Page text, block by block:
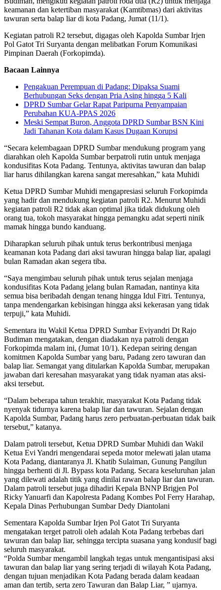
keamanan dan ketertiban masyarakat (Kamtibmas) dari aktivitas
tawuran serta balap liar di kota Padang, Jumat (11/1).
Kegiatan patroli R2 tersebut, digagas oleh Kapolda Sumbar Irjen
Pol Gatot Tri Suryanta dengan melibatkan Forum Komunikasi
Pimpinan Daerah (Forkopimda).
Bacaan Lainnya
Pengakuan Perempuan di Padang: Dipaksa Suami
Berhubungan Seks dengan Pria Asing hingga 5 Kali
DPRD Sumbar Gelar Rapat Paripurna Penyampaian
Perubahan KUA-PPAS 2026
Meski Sempat Buron, Anggota DPRD Sumbar BSN Kini
Jadi Tahanan Kota dalam Kasus Dugaan Korupsi
“Secara kelembagaan DPRD Sumbar mendukung program yang
diarahkan oleh Kapolda Sumbar berpatroli rutin untuk menjaga
kondusifitas Kota Padang. Tentunya, aktivitas tawuran dan balap
liar harus dihilangkan karena sangat meresahkan,” kata Muhidi
Ketua DPRD Sumbar Muhidi mengapresiasi seluruh Forkopimda
yang hadir dan mendukung kegiatan patroli R2. Menurut Muhidi
kegiatan patroli R2 tidak akan optimal jika tidak didukung oleh
orang tua, tokoh masyarakat hingga pemangku adat seperti ninik
mamak hingga bundo kanduang.
Diharapkan seluruh pihak untuk terus berkontribusi menjaga
keamanan kota Padang dari aksi tawuran hingga balap liar, apalagi
bulan Ramadan akan segera tiba.
“Saya mengimbau seluruh pihak untuk terus sejalan menjaga
kondusifitas Kota Padang jelang bulan Ramadan, nantinya kita
semua bisa beribadah dengan tenang hingga Idul Fitri. Tentunya,
tanpa mendengarkan kebisingan hingga aksi kekerasan yang tidak
terpuji,” kata Muhidi.
Sementara itu Wakil Ketua DPRD Sumbar Eviyandri Dt Rajo
Budiman mengatakan, dengan diadakan nya patroli dengan
Forkopimda malam ini, (Jumat 10/1). Kedepan seiring dengan
komitmen Kapolda Sumbar yang baru, Padang zero tawuran dan
balap liar. Semangat yang ditularkan Kapolda Sumbar, merupakan
jawaban dari keresahan masyarakat yang tidak nyaman atas aksi-
aksi tersebut.
“Dalam beberapa tahun terakhir, masyarakat Kota Padang tidak
nyenyak tidurnya karena balap liar dan tawuran. Sejalan dengan
Kapolda Sumbar, Padang harus zero perbuatan-perbuatan tidak baik
tersebut,” katanya.
Dalam patroli tersebut, Ketua DPRD Sumbar Muhidi dan Wakil
Ketua Evi Yandri mengendarai sepeda motor melewati jalan utama
Kota Padang, diantaranya Jl. Khatib Sulaiman, Gunung Pangilun
hingga berhenti di Jl. Bypass kota Padang. Secara keseluruhan jalan
yang dilewati adalah titik yang dinilai rawan balap liar dan tawuran.
Dalam patroli tersebut juga dihadiri Kepala BNNP Brigjen Pol
Ricky Yanuarfi dan Kapolresta Padang Kombes Pol Ferry Harahap,
Kepala Dinas Perhubungan Sumbar Dedy Diantolani
Sementara Kapolda Sumbar Irjen Pol Gatot Tri Suryanta
mengatakan terget patroli oleh adalah Kota Padang terbebas dari
tawuran dan balap liar, sehingga tercipta suasana yang kondusif bagi
seluruh masyarakat.
“Polda Sumbar mengambil langkah tegas untuk mengantisipasi aksi
tawuran dan balap liar yang sering terjadi di wilayah Kota Padang,
dengan tujuan menjadikan Kota Padang berada dalam keadaan
aman dan tertib, serta zero Tawuran dan Balap Liar, ” ujarnya.